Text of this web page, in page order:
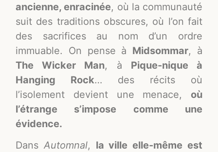
ancienne, enracinée, où la communauté
suit des traditions obscures, où l’on fait
des sacrifices au nom d’un ordre
immuable. On pense à Midsommar, à
The Wicker Man, à Pique-nique à
Hanging Rock… des récits où
l’isolement devient une menace, où
l’étrange s’impose comme une
évidence.
Dans Automnal, la ville elle-même est